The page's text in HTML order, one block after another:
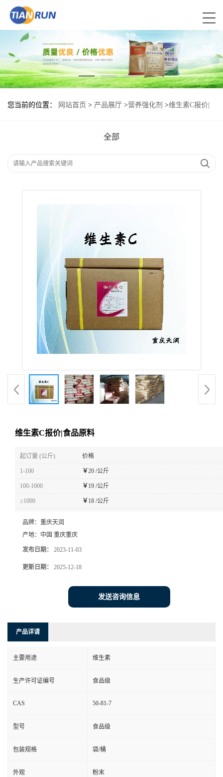
您当前的位置： 网站首页 > 产品展厅 >营养强化剂 >维生素C报价|
全部
维生素C报价|食品原料
起订量 (公斤) 价格
1-100 ￥20 /公斤
100-1000 ￥19 /公斤
≥1000 ￥18 /公斤
品牌： 重庆天润
产地： 中国 重庆重庆
发布日期： 2023-11-03
更新日期： 2025-12-18
发送咨询信息
产品详请
主要用途 维生素
生产许可证编号 食品级
CAS 50-81-7
型号 食品级
包装规格 袋/桶
外观 粉末